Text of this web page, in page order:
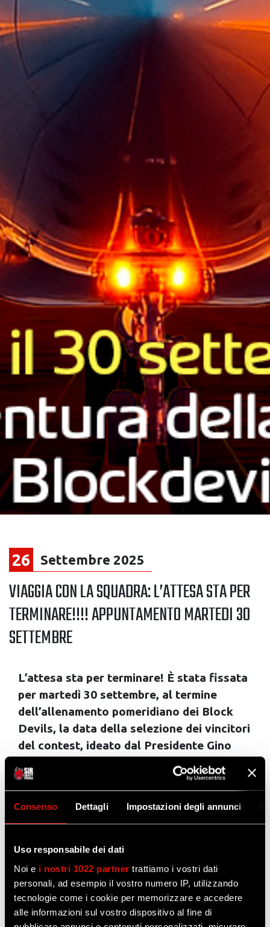
Consenso Dettagli Impostazioni degli annunci
Uso responsabile dei dati
Noi e i nostri 1022 partner trattiamo i vostri dati
personali, ad esempio il vostro numero IP, utilizzando
tecnologie come i cookie per memorizzare e accedere
alle informazioni sul vostro dispositivo al fine di
26 Settembre 2025
VIAGGIA CON LA SQUADRA: L’ATTESA STA PER
TERMINARE!!!! APPUNTAMENTO MARTEDI 30
SETTEMBRE
L’attesa sta per terminare! È stata fissata
per martedì 30 settembre, al termine
dell’allenamento pomeridiano dei Block
Devils, la data della selezione dei vincitori
del contest, ideato dal Presidente Gino
Sirci e indetto dalla società, che darà la
possibilità a venti abbonati di viaggiare al
seguito della squadra nei due grandi
eventi internazionali di questa stagione: la
per Club che si disputerà a dicembre in
Brasile.
Un’iniziativa unica nel suo genere e mai
proposta prima, segno tangibile del valore
che il club di pallavolo maschile di Perugia dà